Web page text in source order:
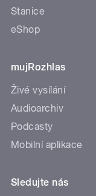
Stanice
eShop
mujRozhlas
Živé vysílání
Audioarchiv
Podcasty
Mobilní aplikace
Sledujte nás